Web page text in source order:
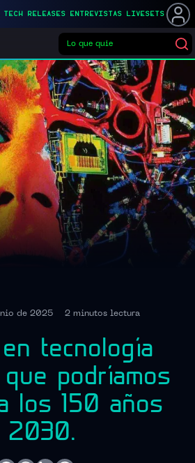
TECH RELEASES ENTREVISTAS LIVESETS
Lo que quieras
Buscar eventos
de 2025 2 minutos lectura
tecnología
podríamos
los 150 años
2030.